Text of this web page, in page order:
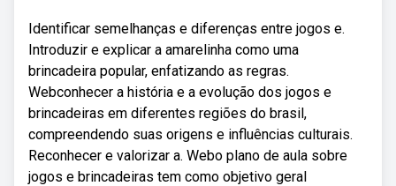
Identificar semelhanças e diferenças entre jogos e.
Introduzir e explicar a amarelinha como uma
brincadeira popular, enfatizando as regras.
Webconhecer a história e a evolução dos jogos e
brincadeiras em diferentes regiões do brasil,
compreendendo suas origens e influências culturais.
Reconhecer e valorizar a. Webo plano de aula sobre
jogos e brincadeiras tem como objetivo geral